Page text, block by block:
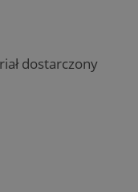
dostarczony